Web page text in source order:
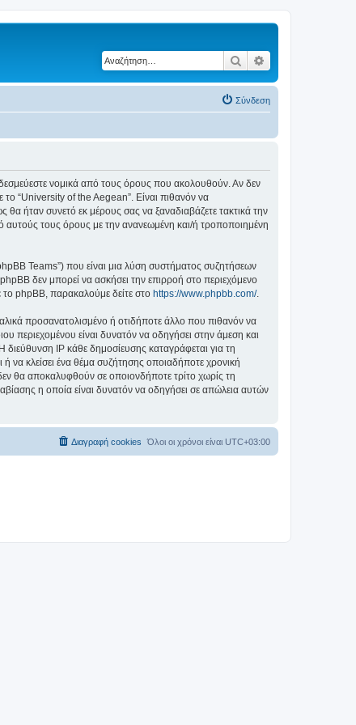
Αναζήτηση
Σύνδεση
νομικά από τους όρους που ακολουθούν. Αν δεν
“University of the Aegean”. Είναι πιθανόν να
ήταν συνετό εκ μέρους σας να ξαναδιαβάζετε τακτικά την
αυτούς τους όρους με την ανανεωμένη και/ή τροποποιημένη
Teams”) που είναι μια λύση συστήματος συζητήσεων
δεν μπορεί να ασκήσει την επιρροή στο περιεχόμενο
το phpBB, παρακαλούμε δείτε στο https://www.phpbb.com/.
προσανατολισμένο ή οτιδήποτε άλλο που πιθανόν να
περιεχομένου είναι δυνατόν να οδηγήσει στην άμεση και
IP κάθε δημοσίευσης καταγράφεται για τη
να κλείσει ένα θέμα συζήτησης οποιαδήποτε χρονική
θα αποκαλυφθούν σε οποιονδήποτε τρίτο χωρίς τη
η οποία είναι δυνατόν να οδηγήσει σε απώλεια αυτών
Όλοι οι χρόνοι είναι UTC+03:00
Διαγραφή cookies